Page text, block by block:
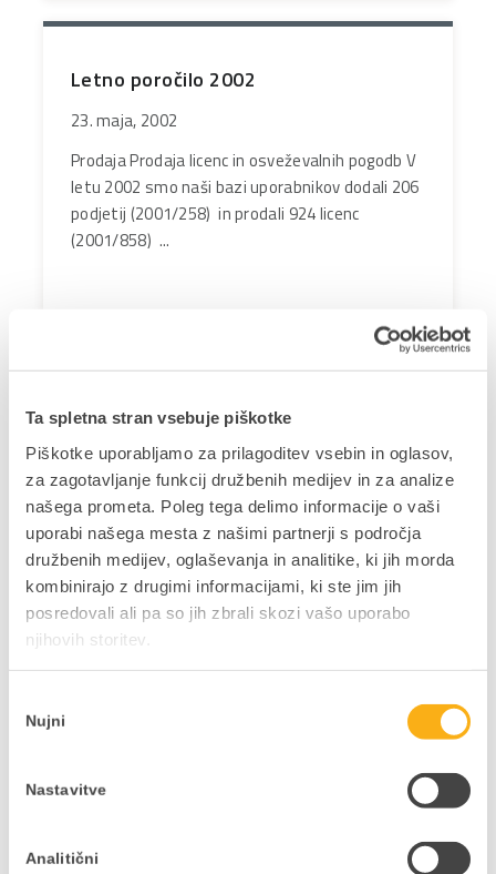
Ta spletna stran vsebuje piškotke
Piškotke uporabljamo za prilagoditev vsebin in oglasov,
za zagotavljanje funkcij družbenih medijev in za analize
našega prometa. Poleg tega delimo informacije o vaši
uporabi našega mesta z našimi partnerji s področja
družbenih medijev, oglaševanja in analitike, ki jih morda
kombinirajo z drugimi informacijami, ki ste jim jih
posredovali ali pa so jih zbrali skozi vašo uporabo
njihovih storitev.
soglasja
Nujni
Nastavitve
Analitični
Letno poročilo 2002
23. maja, 2002
Prodaja Prodaja licenc in osveževalnih pogodb V
letu 2002 smo naši bazi uporabnikov dodali 206
podjetij (2001/258) in prodali 924 licenc
(2001/858) ...
V tem dokumentu najdete bilančne podatke
podjetja DataLab. Podjetje vodi lastno
računovodstvo strogo po slovenskih
računovodskih standardih. Izkaz uspeha 1997
1998 1999 2000 2001 2002 A. Čisti prihodki iz ...
Prodaja Prodaja licenc in osveževalnih pogodb V
podjetij in prodali 827 licenc v skupni ...